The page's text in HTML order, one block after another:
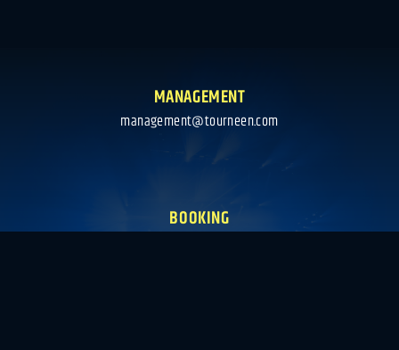
MANAGEMENT
management@tourneen.com
BOOKING